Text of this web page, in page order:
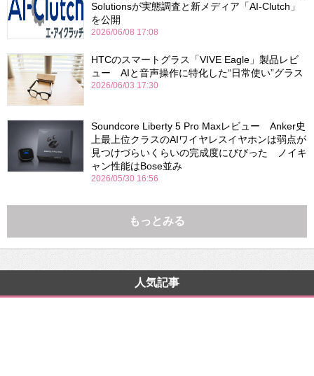
Solutionsが実態調査と新メディア「AI-Clutch」
を公開
2026/06/08 17:08
HTCのスマートグラス「VIVE Eagle」製品レビ
ュー AIと音声操作に特化した“日常使い”グラス
2026/06/03 17:30
Soundcore Liberty 5 Pro Maxレビュー Anker史
上最上位クラスのAIワイヤレスイヤホンは弱点が
見つけづらいくらいの完成度にびびった ノイキ
ャン性能はBose並み
2026/05/30 16:56
もっとみる
人気記事